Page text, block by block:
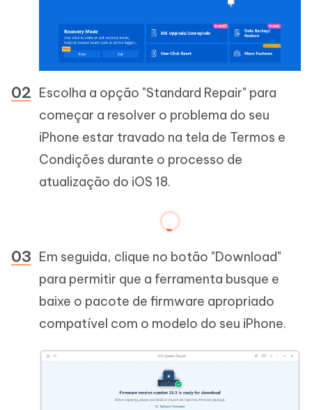
Escolha a opção "Standard Repair" para
começar a resolver o problema do seu
iPhone estar travado na tela de Termos e
Condições durante o processo de
atualização do iOS 18.
Em seguida, clique no botão "Download"
para permitir que a ferramenta busque e
baixe o pacote de firmware apropriado
compatível com o modelo do seu iPhone.